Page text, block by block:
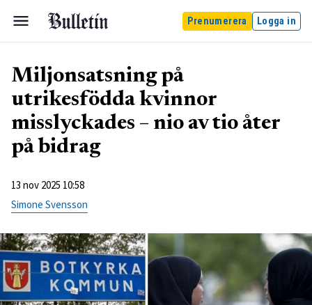
Prenumerera Logga in
Miljonsatsning på
utrikesfödda kvinnor
misslyckades – nio av tio åter
på bidrag
13 nov 2025 10:58
Simone Svensson